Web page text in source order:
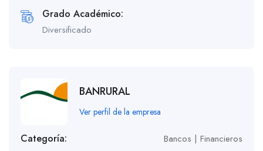
Grado Académico:
Diversificado
BANRURAL
Ver perfil de la empresa
Categoría: Bancos | Financieros